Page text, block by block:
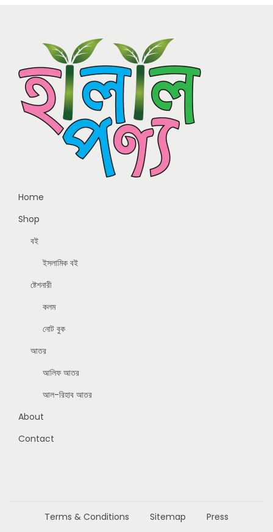
Home
Shop
বই
ইসলামিক বই
ষ্টেশনারী
কলম
নোট বুক
আতর
আলিফ আতর
আল-রিহাব আতর
About
Contact
Terms & Conditions Sitemap Press